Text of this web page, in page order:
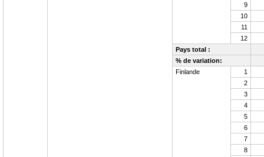
9
10
11
12
Pays total :
% de variation:
Finlande
1
2
3
4
5
6
7
8